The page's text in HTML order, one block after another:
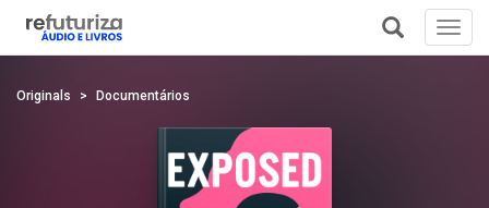
Originals Documentários